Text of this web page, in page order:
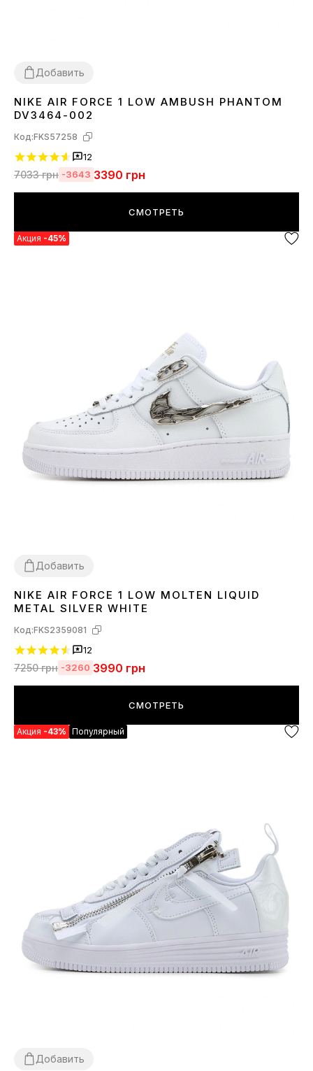
Добавить
3639 40 41 42434445
NIKE AIR FORCE 1 LOW AMBUSH PHANTOM
DV3464-002
Код:FKS57258
12
7033грн -3643 3390 грн
СМОТРЕТЬ
Акция -45%
Добавить
3637 38 39 40414243 4445
NIKE AIR FORCE 1 LOW MOLTEN LIQUID
METAL SILVER WHITE
Код:FKS2359081
12
7250грн -3260 3990 грн
СМОТРЕТЬ
Акция -43% Популярный
Добавить